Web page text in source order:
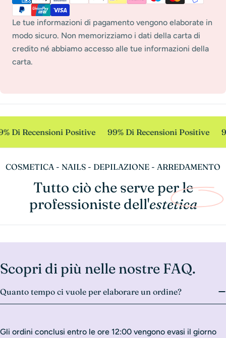
pagamento
Le tue informazioni di pagamento vengono elaborate in
modo sicuro. Non memorizziamo i dati della carta di
credito né abbiamo accesso alle tue informazioni della
carta.
Di Recensioni Positive 99% Di Recensioni Positive
COSMETICA - NAILS - DEPILAZIONE - ARREDAMENTO
Tutto ciò che serve per le
professioniste dell'estetica
Scopri di più nelle nostre FAQ.
Quanto tempo ci vuole per elaborare un ordine?
Gli ordini conclusi entro le ore 12:00 vengono evasi il giorno